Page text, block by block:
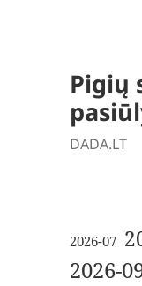
Pigių
DADA.LT
2026-07
2026-